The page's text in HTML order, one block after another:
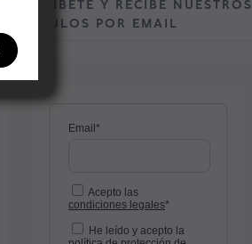
SUSCRÍBETE Y RECIBE NUESTROS
ARTÍCULOS POR EMAIL